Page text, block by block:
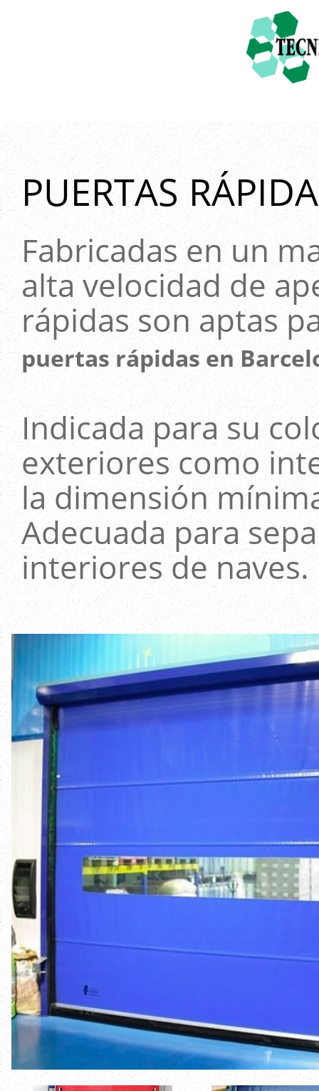
PUERTAS
Fabricadas en un
alta velocidad de
rápidas son aptas
puertas rápidas en
Indicada para su
exteriores como
la dimensión
Adecuada para
interiores de naves.